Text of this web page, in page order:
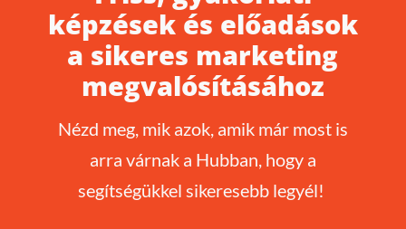
képzések és előadások
a sikeres marketing
megvalósításához
Nézd meg, mik azok, amik már most is
arra várnak a Hubban, hogy a
segítségükkel sikeresebb legyél!